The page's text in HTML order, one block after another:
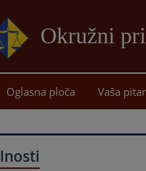
Okružni
Oglasna ploča Vaša